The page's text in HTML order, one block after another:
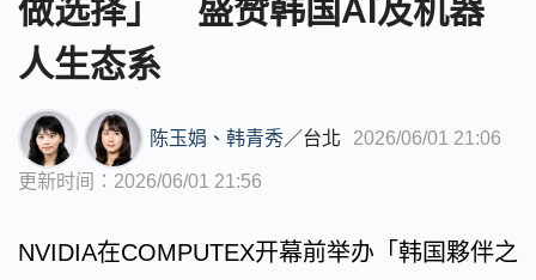
做选择」 盛赞韩国AI及机器
人生态系
陈玉娟 、 韩青秀／台北 2026/06/01 21:06
更新时间：2026/06/01 21:56
NVIDIA在COMPUTEX开幕前举办「韩国夥伴之